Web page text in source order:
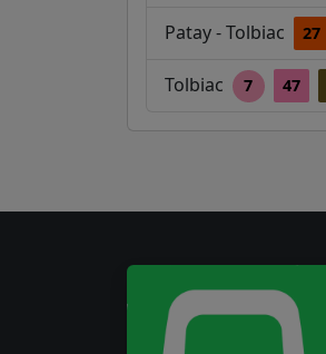
Patay - Tolbiac 27
Tolbiac 7 47